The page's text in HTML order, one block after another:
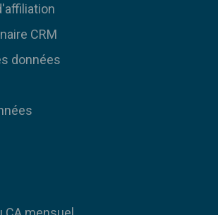
CRM
données